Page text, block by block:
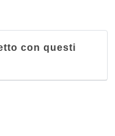
con questi